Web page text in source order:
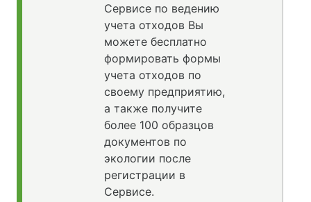
Сервисе по ведению
учета отходов Вы
можете бесплатно
формировать формы
учета отходов по
своему предприятию,
а также получите
более 100 образцов
документов по
экологии после
регистрации в
Сервисе.